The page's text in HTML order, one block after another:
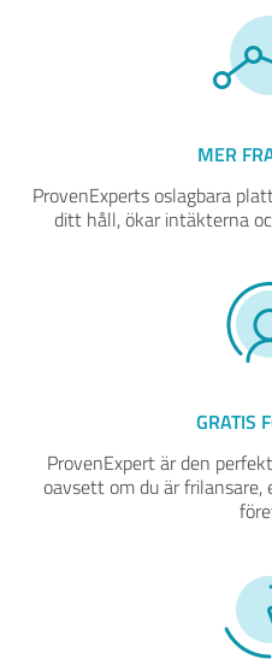
MER
ProvenExperts oslagbara
ditt håll, ökar intäkterna
GRATIS
ProvenExpert är den
oavsett om du är